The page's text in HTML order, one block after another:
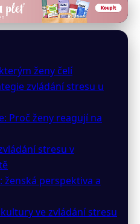
Stres:
Benešová
ženy čelí
zvládání stresu u
Proč ženy reagují na
stresu v
ženská perspektiva a
ve zvládání stresu